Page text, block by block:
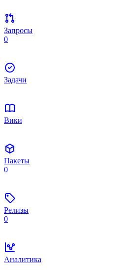
Запросы
0
Задачи
Вики
Пакеты
0
Релизы
0
Аналитика